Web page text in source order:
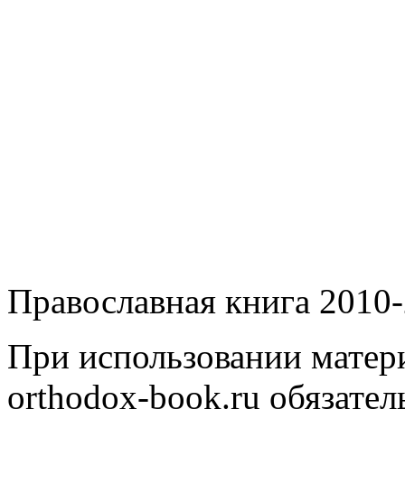
Православная книга
При использовании
orthodox-book.ru